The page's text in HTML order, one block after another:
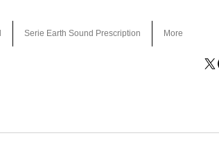
Serie Earth Sound Prescription More